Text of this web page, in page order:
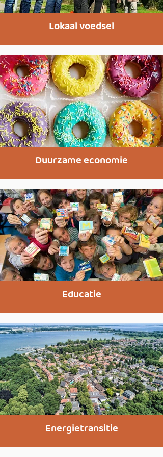
Lokaal voedsel
Duurzame economie
Educatie
Energietransitie